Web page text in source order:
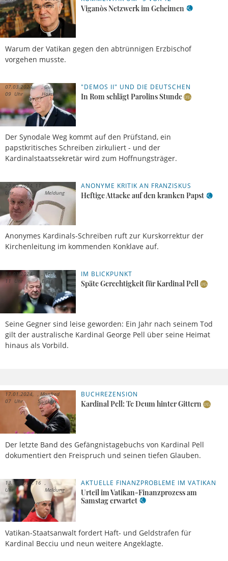
Viganòs Netzwerk im Geheimen
Warum der Vatikan gegen den abtrünnigen Erzbischof
vorgehen musste.
11 Uhr
Horst
"DEMOS II" UND DIE DEUTSCHEN
In Rom schlägt Parolins Stunde
Der Synodale Weg kommt auf den Prüfstand, ein
papstkritisches Schreiben zirkuliert - und der
Kardinalstaatssekretär wird zum Hoffnungsträger.
07.03.2024,
09 Uhr
Guido
Horst
ANONYME KRITIK AN FRANZISKUS
Heftige Attacke auf den kranken Papst
Anonymes Kardinals-Schreiben ruft zur Kurskorrektur der
Kirchenleitung im kommenden Konklave auf.
29.02.2024, 11
Uhr
Meldung
IM BLICKPUNKT
Späte Gerechtigkeit für Kardinal Pell
Seine Gegner sind leise geworden: Ein Jahr nach seinem Tod
gilt der australische Kardinal George Pell über seine Heimat
hinaus als Vorbild.
18.01.2024,
11 Uhr
Regina
Einig
BUCHREZENSION
Kardinal Pell: Te Deum hinter Gittern
Der letzte Band des Gefängnistagebuchs von Kardinal Pell
dokumentiert den Freispruch und seinen tiefen Glauben.
17.01.2024,
07 Uhr
Manfred
Spieker
AKTUELLE FINANZPROBLEME IM VATIKAN
Urteil im Vatikan-Finanzprozess am
Samstag erwartet
Vatikan-Staatsanwalt fordert Haft- und Geldstrafen für
Kardinal Becciu und neun weitere Angeklagte.
13.12.2023, 16
Uhr
Meldung